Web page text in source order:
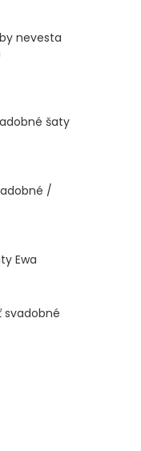
nevesta
šaty
/
Ewa
svadobné